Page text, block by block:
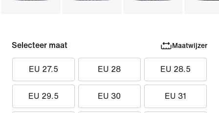
Selecteer maat Maatwijzer
EU 27.5 EU 28 EU 28.5
EU 29.5 EU 30 EU 31